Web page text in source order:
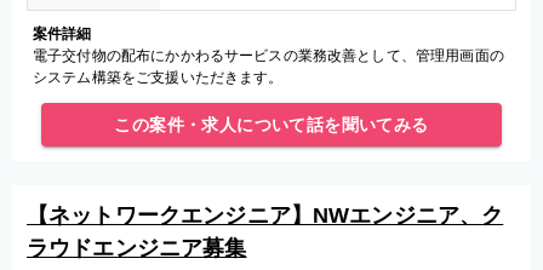
案件詳細
電子交付物の配布にかかわるサービスの業務改善として、管理用画面の
システム構築をご支援いただきます。
この案件・求人について話を聞いてみる
【ネットワークエンジニア】NWエンジニア、ク
ラウドエンジニア募集